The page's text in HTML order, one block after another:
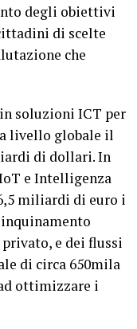
degli obiettivi
di scelte
che
soluzioni ICT per
livello globale il
di dollari. In
e Intelligenza
miliardi di euro i
e dei flussi
di circa 650mila
ottimizzare i